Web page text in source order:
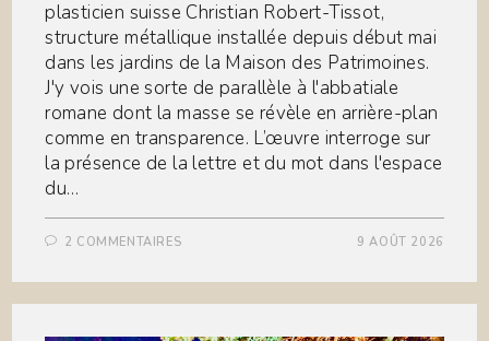
plasticien suisse Christian Robert-Tissot,
structure métallique installée depuis début mai
dans les jardins de la Maison des Patrimoines.
J'y vois une sorte de parallèle à l'abbatiale
romane dont la masse se révèle en arrière-plan
comme en transparence. L’œuvre interroge sur
la présence de la lettre et du mot dans l'espace
du…
2 COMMENTAIRES 9 AOÛT 2026